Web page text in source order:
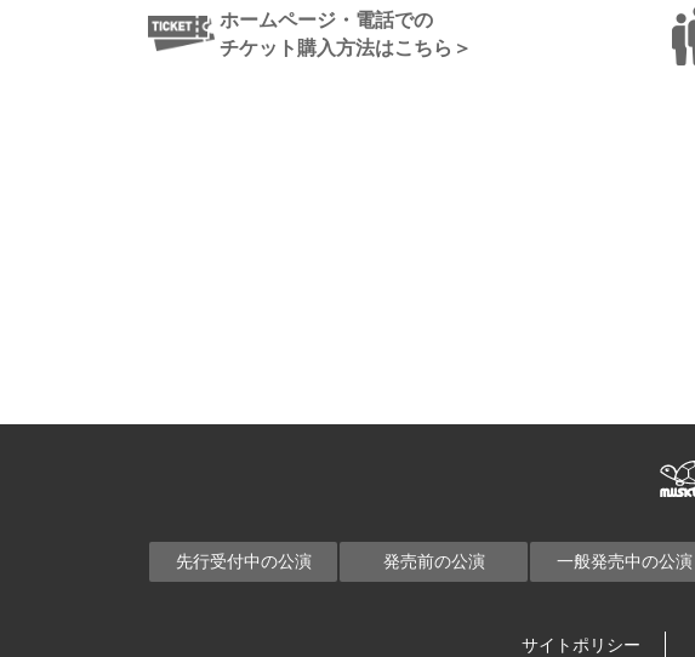
ホームページ・電話での
チケット購入方法はこちら＞
先行受付中の公演 発売前の公演 一般発売中の公演
サイトポリシー